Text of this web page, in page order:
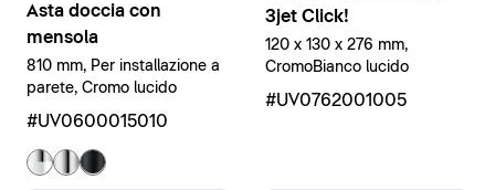
Asta doccia con
mensola
810 mm, Per installazione a
parete, Cromo lucido
#UV0600015010
3jet Click!
120 x 130 x 276 mm,
CromoBianco lucido
#UV0762001005